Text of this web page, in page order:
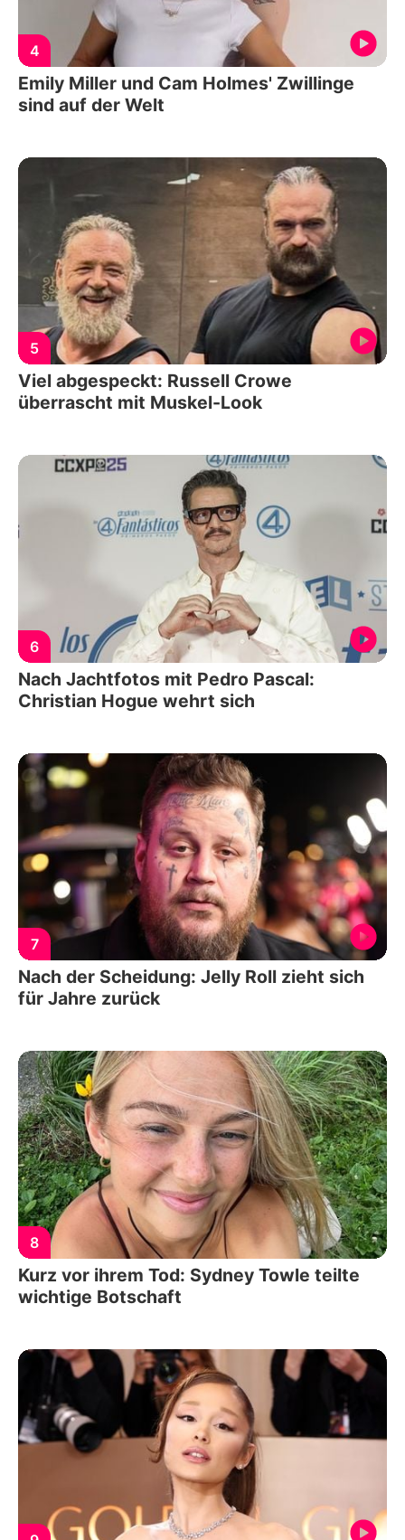
4
Emily Miller und Cam Holmes' Zwillinge
sind auf der Welt
5
Viel abgespeckt: Russell Crowe
überrascht mit Muskel-Look
6
Nach Jachtfotos mit Pedro Pascal:
Christian Hogue wehrt sich
7
Nach der Scheidung: Jelly Roll zieht sich
für Jahre zurück
8
Kurz vor ihrem Tod: Sydney Towle teilte
wichtige Botschaft